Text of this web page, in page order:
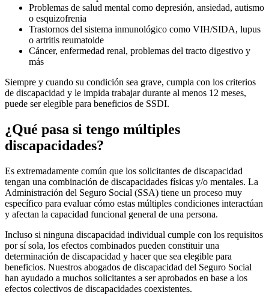
Problemas de salud mental como depresión, ansiedad, autismo
o esquizofrenia
Trastornos del sistema inmunológico como VIH/SIDA, lupus
o artritis reumatoide
Cáncer, enfermedad renal, problemas del tracto digestivo y
más
Siempre y cuando su condición sea grave, cumpla con los criterios
de discapacidad y le impida trabajar durante al menos 12 meses,
puede ser elegible para beneficios de SSDI.
¿Qué pasa si tengo múltiples
discapacidades?
Es extremadamente común que los solicitantes de discapacidad
tengan una combinación de discapacidades físicas y/o mentales. La
Administración del Seguro Social (SSA) tiene un proceso muy
específico para evaluar cómo estas múltiples condiciones interactúan
y afectan la capacidad funcional general de una persona.
Incluso si ninguna discapacidad individual cumple con los requisitos
por sí sola, los efectos combinados pueden constituir una
determinación de discapacidad y hacer que sea elegible para
beneficios. Nuestros abogados de discapacidad del Seguro Social
han ayudado a muchos solicitantes a ser aprobados en base a los
efectos colectivos de discapacidades coexistentes.